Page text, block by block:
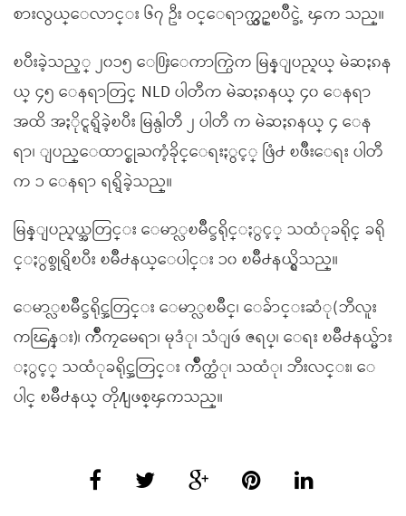
စားလွယ္ေလာင္း ၆၇ ဦး ဝင္ေရာက္ယွဥ္ၿပိဳင္ခဲ့ ၾက သည္။
ၿပီးခဲ့သည့္ ၂၀၁၅ ေ႐ြးေကာက္ပြဲက မြန္ျပည္နယ္ မဲဆႏၵန
ယ္ ၄၅ ေနရာတြင္ NLD ပါတီက မဲဆႏၵနယ္ ၄၀ ေနရာ
အထိ အႏိုင္ရရွိခဲ့ၿပီး မြန္ပါတီ ၂ ပါတီ က မဲဆႏၵနယ္ ၄ ေန
ရာ၊ ျပည္ေထာင္စုႀကံ့ခိုင္ေရးႏွင့္ ဖြံ႕ ၿဖိဳးေရး ပါတီ
က ၁ ေနရာ ရရွိခဲ့သည္။
မြန္ျပည္နယ္အတြင္း ေမာ္လၿမိဳင္ခရိုင္ႏွင့္ သထံုခရိုင္ ခရို
င္ႏွစ္ခုရွိၿပီး ၿမိဳ႕နယ္ေပါင္း ၁၀ ၿမိဳ႕နယ္ရွိသည္။
ေမာ္လၿမိဳင္ခရိုင္အတြင္း ေမာ္လၿမိဳင္၊ ေခ်ာင္းဆံု(ဘီလူး
ကၽြန္း)၊ က်ိဳကၠမေရာ၊ မုဒံု၊ သံျဖဴ ဇရပ္၊ ေရး ၿမိဳ႕နယ္မ်ား
ႏွင့္ သထံုခရိုင္အတြင္း က်ိဳက္ထံု၊ သထံု၊ ဘီးလင္း၊ ေ
ပါင္ ၿမိဳ႕နယ္ တို႔ျဖစ္ၾကသည္။